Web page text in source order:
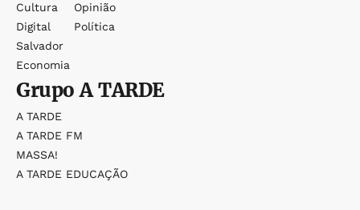
Cultura
Digital
Salvador
Economia
Opinião
Política
GrupoA TARDE
A TARDE
A TARDE FM
MASSA!
A TARDE EDUCAÇÃO